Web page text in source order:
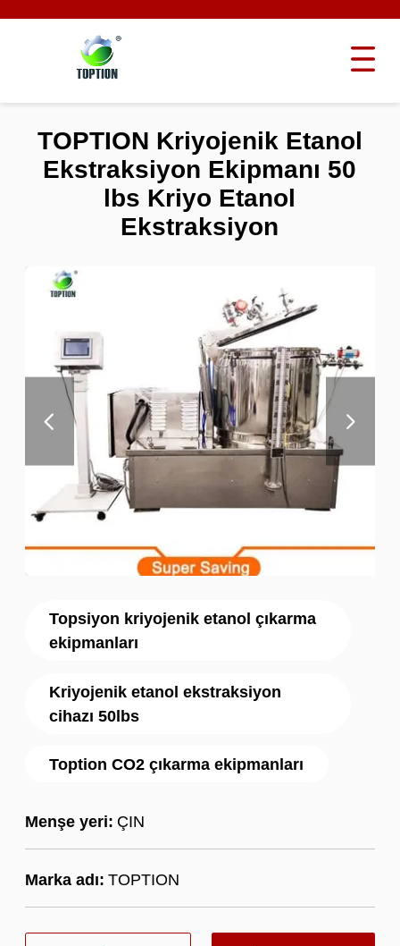
Topsiyon kriyojenik etanol çıkarma
ekipmanları
Kriyojenik etanol ekstraksiyon
cihazı 50lbs
Toption CO2 çıkarma ekipmanları
Menşe yeri: ÇIN
Marka adı: TOPTION
TOPTION Kriyojenik Etanol
Ekstraksiyon Ekipmanı 50
lbs Kriyo Etanol
Ekstraksiyon